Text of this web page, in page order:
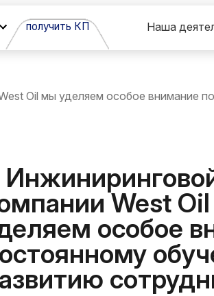
получить КП Наша
Oil мы уделяем особое внимание
West
особое